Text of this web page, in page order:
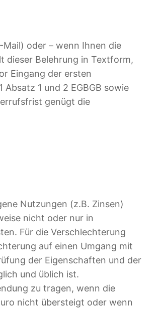
oder – wenn Ihnen die
dieser Belehrung in Textform,
Eingang der ersten
1 und 2 EGBGB sowie
genügt die
Nutzungen (z.B. Zinsen)
nicht oder nur in
Für die Verschlechterung
auf einen Umgang mit
der Eigenschaften und der
und üblich ist.
zu tragen, wenn die
nicht übersteigt oder wenn